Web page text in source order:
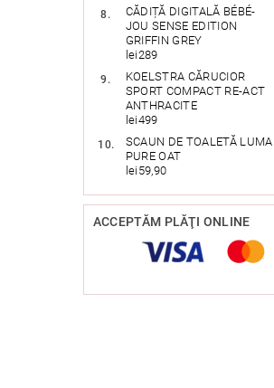
CĂDIȚĂ DIGITALĂ BÉBÉ-
JOU SENSE EDITION
GRIFFIN GREY
lei289
KOELSTRA CĂRUCIOR
SPORT COMPACT RE-ACT
ANTHRACITE
lei499
SCAUN DE TOALETĂ LUMA
PURE OAT
lei59,90
ACCEPTĂM PLĂŢI ONLINE